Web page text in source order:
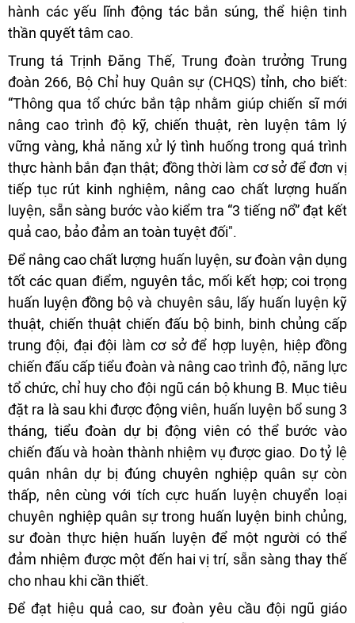
hành các yếu lĩnh động tác bắn súng, thể hiện tinh
thần quyết tâm cao.
Trung tá Trịnh Đăng Thế, Trung đoàn trưởng Trung
đoàn 266, Bộ Chỉ huy Quân sự (CHQS) tỉnh, cho biết:
“Thông qua tổ chức bắn tập nhằm giúp chiến sĩ mới
nâng cao trình độ kỹ, chiến thuật, rèn luyện tâm lý
vững vàng, khả năng xử lý tình huống trong quá trình
thực hành bắn đạn thật; đồng thời làm cơ sở để đơn vị
tiếp tục rút kinh nghiệm, nâng cao chất lượng huấn
luyện, sẵn sàng bước vào kiểm tra “3 tiếng nổ” đạt kết
quả cao, bảo đảm an toàn tuyệt đối".
Để nâng cao chất lượng huấn luyện, sư đoàn vận dụng
tốt các quan điểm, nguyên tắc, mối kết hợp; coi trọng
huấn luyện đồng bộ và chuyên sâu, lấy huấn luyện kỹ
thuật, chiến thuật chiến đấu bộ binh, binh chủng cấp
trung đội, đại đội làm cơ sở để hợp luyện, hiệp đồng
chiến đấu cấp tiểu đoàn và nâng cao trình độ, năng lực
tổ chức, chỉ huy cho đội ngũ cán bộ khung B. Mục tiêu
đặt ra là sau khi được động viên, huấn luyện bổ sung 3
tháng, tiểu đoàn dự bị động viên có thể bước vào
chiến đấu và hoàn thành nhiệm vụ được giao. Do tỷ lệ
quân nhân dự bị đúng chuyên nghiệp quân sự còn
thấp, nên cùng với tích cực huấn luyện chuyển loại
chuyên nghiệp quân sự trong huấn luyện binh chủng,
sư đoàn thực hiện huấn luyện để một người có thể
đảm nhiệm được một đến hai vị trí, sẵn sàng thay thế
cho nhau khi cần thiết.
Để đạt hiệu quả cao, sư đoàn yêu cầu đội ngũ giáo